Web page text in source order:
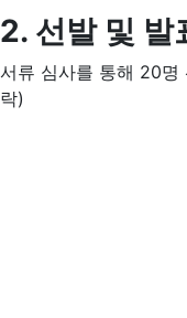
2. 선발 및 발
서류 심사를 통해 20명
락)